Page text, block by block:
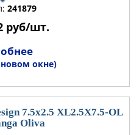
241879
руб/шт.
окне)
7.5x2.5 XL2.5X7.5-OL
Oliva